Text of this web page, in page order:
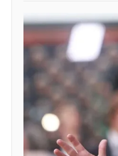
Email:
Liên hệ quảng cáo: